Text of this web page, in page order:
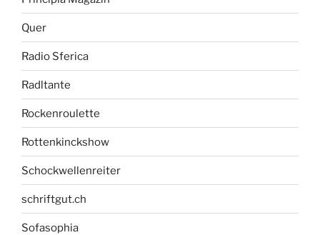
Quer
Radio Sferica
Radltante
Rockenroulette
Rottenkinckshow
Schockwellenreiter
schriftgut.ch
Sofasophia